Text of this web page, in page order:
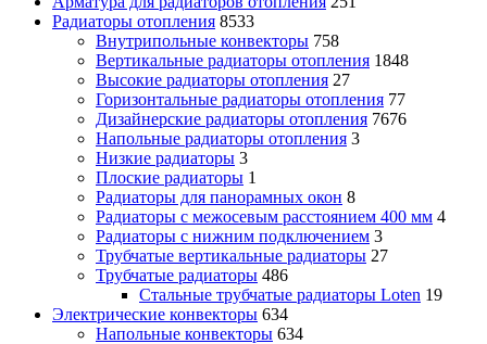
Радиаторы отопления 8533
Внутрипольные конвекторы 758
Вертикальные радиаторы отопления 1848
Высокие радиаторы отопления 27
Горизонтальные радиаторы отопления 77
Дизайнерские радиаторы отопления 7676
Напольные радиаторы отопления 3
Низкие радиаторы 3
Плоские радиаторы 1
Радиаторы для панорамных окон 8
Радиаторы с межосевым расстоянием 400 мм 4
Радиаторы с нижним подключением 3
Трубчатые вертикальные радиаторы 27
Трубчатые радиаторы 486
Cтальные трубчатые радиаторы Loten 19
Электрические конвекторы 634
Напольные конвекторы 634